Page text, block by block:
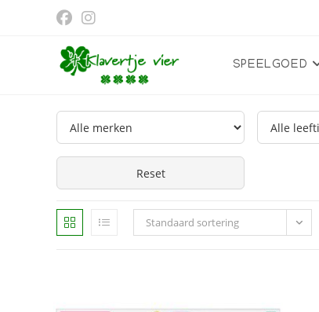
SPEELGOED
Reset
Standaard sortering